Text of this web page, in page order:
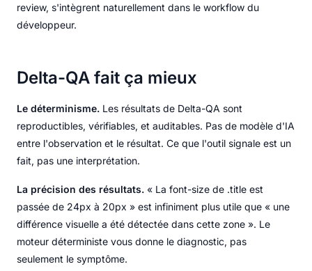
review, s'intègrent naturellement dans le workflow du
développeur.
Delta-QA fait ça mieux
Le déterminisme. Les résultats de Delta-QA sont
reproductibles, vérifiables, et auditables. Pas de modèle d'IA
entre l'observation et le résultat. Ce que l'outil signale est un
fait, pas une interprétation.
La précision des résultats. « La font-size de .title est
passée de 24px à 20px » est infiniment plus utile que « une
différence visuelle a été détectée dans cette zone ». Le
moteur déterministe vous donne le diagnostic, pas
seulement le symptôme.